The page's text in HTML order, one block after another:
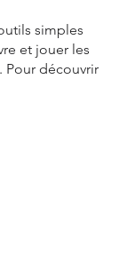
simples
et jouer les
Pour découvrir